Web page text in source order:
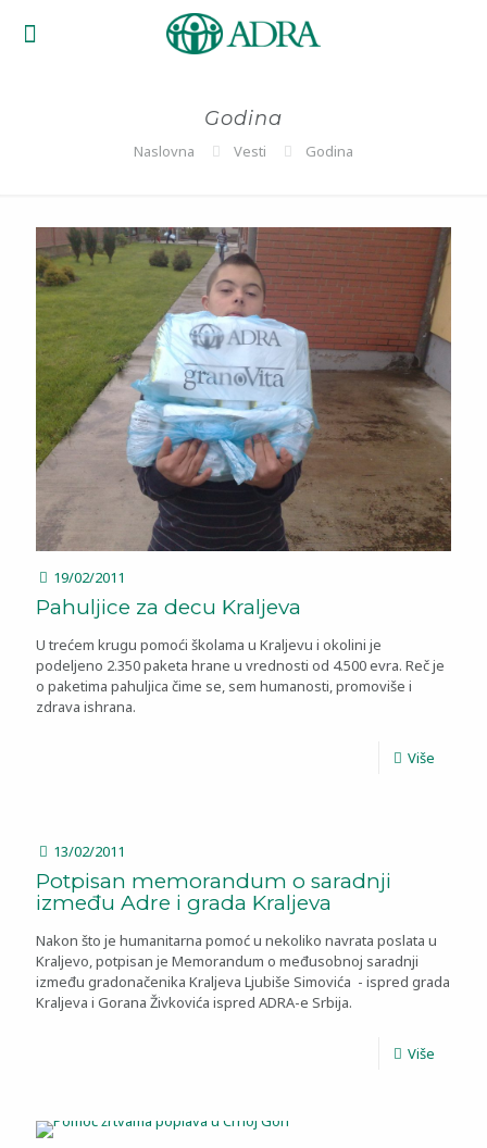
Godina
Naslovna Vesti Godina
19/02/2011
Pahuljice za decu Kraljeva
U trećem krugu pomoći školama u Kraljevu i okolini je
podeljeno 2.350 paketa hrane u vrednosti od 4.500 evra. Reč je
o paketima pahuljica čime se, sem humanosti, promoviše i
zdrava ishrana.
Više
13/02/2011
Potpisan memorandum o saradnji
između Adre i grada Kraljeva
Nakon što je humanitarna pomoć u nekoliko navrata poslata u
Kraljevo, potpisan je Memorandum o međusobnoj saradnji
između gradonačenika Kraljeva Ljubiše Simovića - ispred grada
Kraljeva i Gorana Živkovića ispred ADRA-e Srbija.
Više